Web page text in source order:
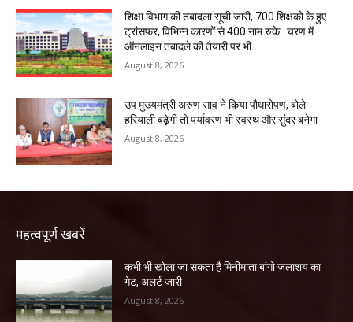
शिक्षा विभाग की तबादला सूची जारी, 700 शिक्षको के हुए
ट्रांसफर, विभिन्न कारणों से 400 नाम रुके…चरण में
ऑनलाइन तबादले की तैयारी पर भी...
August 8, 2026
उप मुख्यमंत्री अरुण साव ने किया पौधारोपण, बोले
हरियाली बढ़ेगी तो पर्यावरण भी स्वस्थ और सुंदर बनेगा
August 8, 2026
महत्वपूर्ण खबरें
कभी भी खोला जा सकता है मिनीमाता बांगो जलाशय का
गेट, अलर्ट जारी
August 8, 2026